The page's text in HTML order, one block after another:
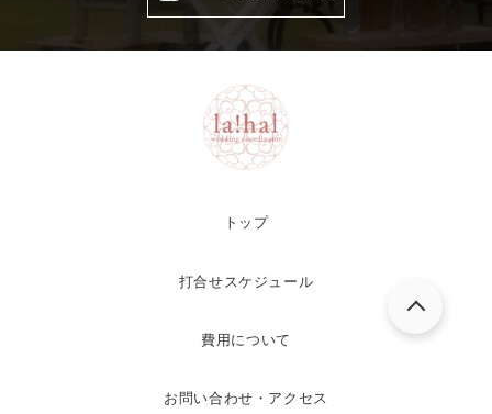
トップ
打合せスケジュール
費用について
お問い合わせ・アクセス